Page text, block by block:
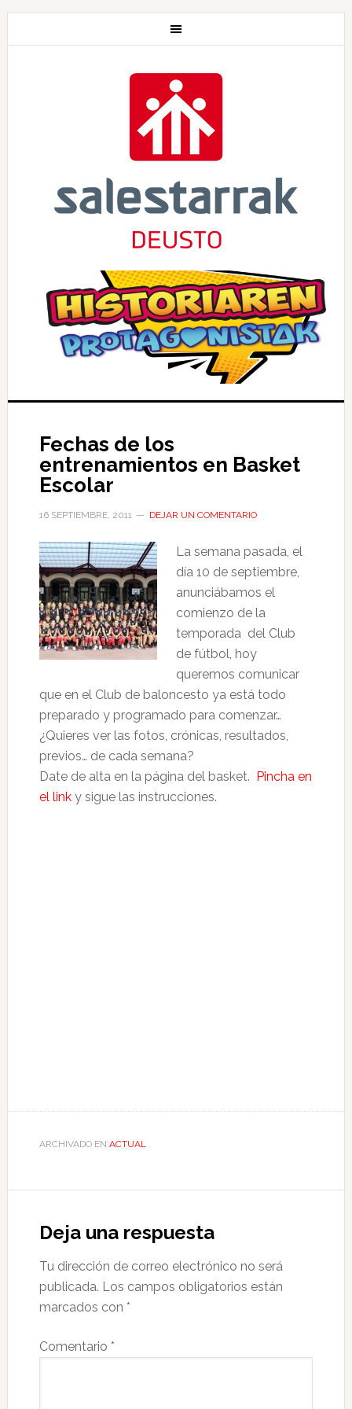
Fechas de los
entrenamientos en Basket
Escolar
16 SEPTIEMBRE, 2011 DEJAR UN COMENTARIO
La semana pasada, el
día 10 de septiembre,
anunciábamos el
comienzo de la
temporada del Club
de fútbol, hoy
queremos comunicar
que en el Club de baloncesto ya está todo
preparado y programado para comenzar…
¿Quieres ver las fotos, crónicas, resultados,
previos… de cada semana?
Date de alta en la página del basket. Pincha en
el linky sigue las instrucciones.
ARCHIVADO EN:ACTUAL
Deja una respuesta
Tu dirección de correo electrónico no será
publicada. Los campos obligatorios están
marcados con *
Comentario *